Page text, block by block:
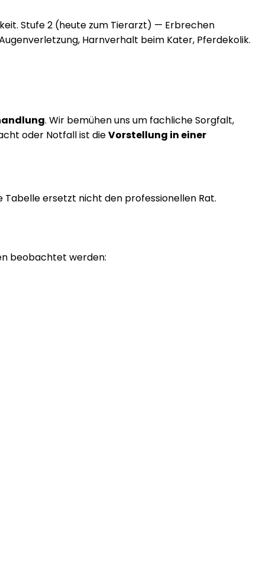
Stufe 2 (heute zum Tierarzt) — Erbrechen
Harnverhalt beim Kater, Pferdekolik.
. Wir bemühen uns um fachliche Sorgfalt,
oder Notfall ist dieVorstellung in einer
Tabelle ersetzt nicht den professionellen Rat.
beobachtet werden: